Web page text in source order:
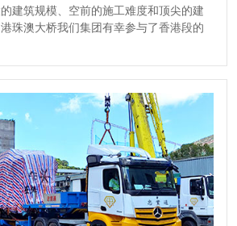
建筑规模、空前的施工难度和顶尖的建
珠澳大桥我们集团有幸参与了香港段的